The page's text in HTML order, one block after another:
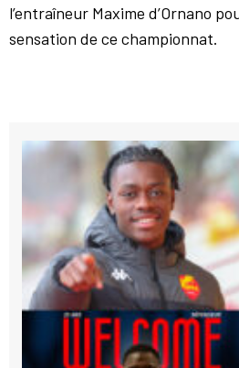
l’entraîneur Maxime d’Ornano
sensation de ce championnat.